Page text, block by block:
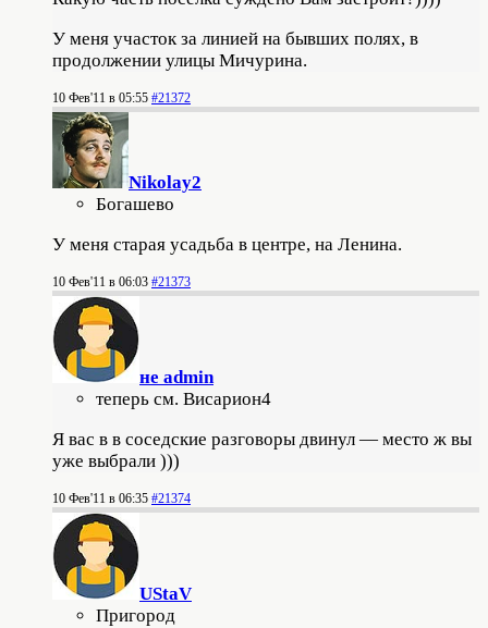
У меня участок за линией на бывших полях, в
продолжении улицы Мичурина.
10 Фев'11 в 05:55 #21372
Nikolay2
Богашево
У меня старая усадьба в центре, на Ленина.
10 Фев'11 в 06:03 #21373
не admin
теперь см. Висариoн4
Я вас в в соседские разговоры двинул — место ж вы
уже выбрали )))
10 Фев'11 в 06:35 #21374
UStaV
Пригород